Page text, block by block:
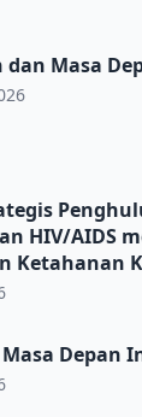
Indonesia
dan Masa
dalam
HIV/AIDS
Ketahanan
Depan